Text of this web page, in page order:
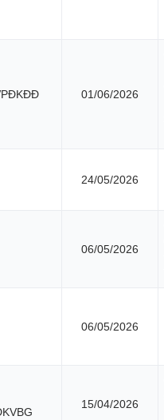
01/06/2026
24/05/2026
06/05/2026
06/05/2026
15/04/2026